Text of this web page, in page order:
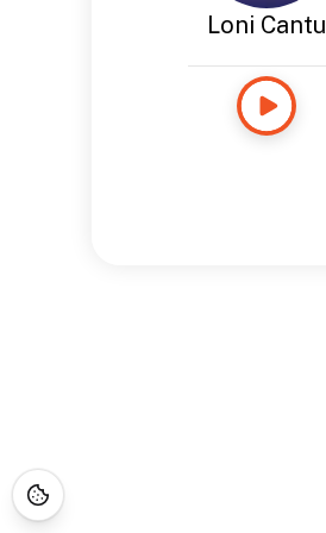
Loni Cantu